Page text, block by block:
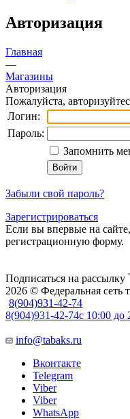
Авторизация
Главная
—
Магазины
Авторизация
Пожалуйста,
Логин:
Пароль:
Запомнить
Забыли свой пароль?
Зарегистрироваться
Если вы впервые на
регистрационную форму.
Подписаться на рассылку
2026 © Федеральная сеть
8(904)931-42-74
8(904)931-42-74с 10:00 до
info@tabaks.ru
Вконтакте
Telegram
Viber
Viber
WhatsApp